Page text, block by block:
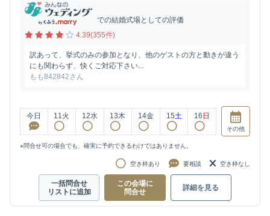
での結婚式場としての評価
4.39(355件)
訳あって、挙式のみの参加となり、他のゲストの方と動きが違う
にも関わらず、快くご対応下さい...
もも842842さん
今日 11火 12水 13木 14金 15土 16 日
その他
※問合せ可の場合でも、確実に予約できるわけではありません。
空き枠あり 要相談 空き枠なし
一括問合せ
リストに追加
この会場に
問合せ
詳細を見る